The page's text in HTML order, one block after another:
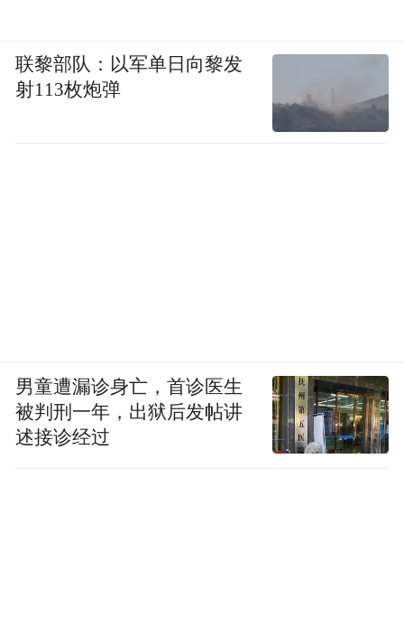
联黎部队：以军单日向黎发
射113枚炮弹
男童遭漏诊身亡，首诊医生
被判刑一年，出狱后发帖讲
述接诊经过